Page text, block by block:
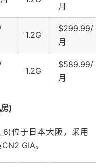
月
1.2G
$299.99/
月
1.2G
$589.99/
月
)
位于日本大阪，采用
GIA。